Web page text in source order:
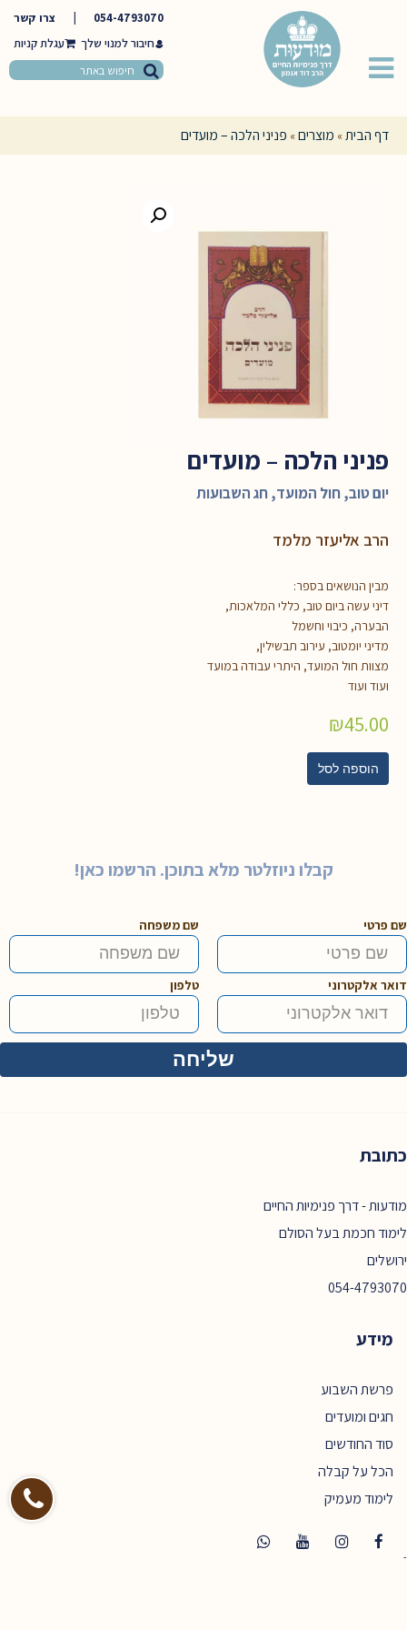
054-4793070
צרו קשר
חיבור למנוי שלך
דף הבית» מוצרים» פניני הלכה – מועדים
פניני הלכה – מועדים
יום טוב, חול המועד, חג השבועות
הרב אליעזר מלמד
מבין הנושאים בספר:
דיני עשה ביום טוב, כללי המלאכות,
הבערה, כיבוי וחשמל
מדיני יומטוב, עירוב תבשילין,
מצוות חול המועד, היתרי עבודה במועד
ועוד ועוד
₪45.00
הוספה לסל
קבלו ניוזלטר מלא בתוכן. הרשמו כאן!
שם פרטי שם משפחה
דואר אלקטרוני טלפון
כתובת
מודעות - דרך פנימיות החיים
לימוד חכמת בעל הסולם
ירושלים
054-4793070
מידע
פרשת השבוע
חגים ומועדים
סוד החודשים
הכל על קבלה
לימוד מעמיק
הפנים של מודעות